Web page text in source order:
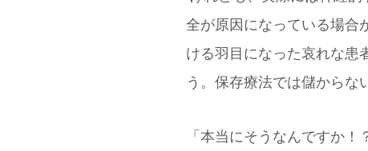
全が原因になっている場合
ける羽目になった哀れな患
う。保存療法では儲からな
「本当にそうなんですか